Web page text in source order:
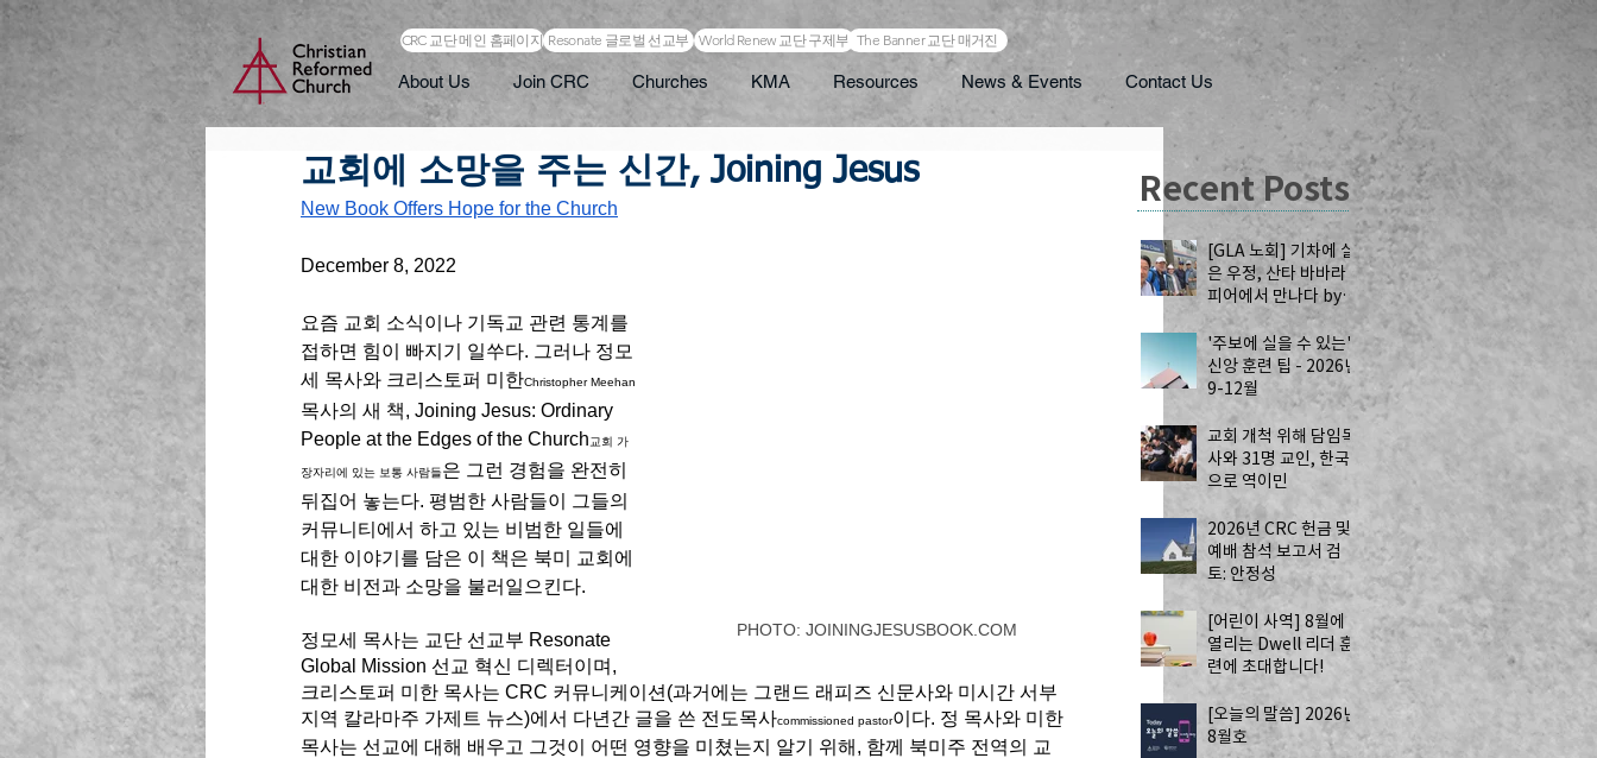
About Us Join CRC Churches KMA Resources News & Events Contact Us
CRC 교단 메인 홈페이지 Resonate 글로벌 선교부 World Renew 교단 구제부 The Banner 교단 매거진
교회에 소망을 주는 신간, Joining Jesus
New Book Offers Hope for the Church
December 8, 2022
PHOTO: JOININGJESUSBOOK.COM
요즘 교회 소식이나 기독교 관련 통계를
접하면 힘이 빠지기 일쑤다. 그러나 정모
세 목사와 크리스토퍼 미한Christopher Meehan
목사의 새 책, Joining Jesus: Ordinary
People at the Edges of the Church교회 가
장자리에 있는 보통 사람들은 그런 경험을 완전히
뒤집어 놓는다. 평범한 사람들이 그들의
커뮤니티에서 하고 있는 비범한 일들에
대한 이야기를 담은 이 책은 북미 교회에
대한 비전과 소망을 불러일으킨다.
정모세 목사는 교단 선교부 Resonate
Global Mission 선교 혁신 디렉터이며,
크리스토퍼 미한 목사는 CRC 커뮤니케이션(과거에는 그랜드 래피즈 신문사와 미시간 서부
지역 칼라마주 가제트 뉴스)에서 다년간 글을 쓴 전도목사commissioned pastor이다. 정 목사와 미한
목사는 선교에 대해 배우고 그것이 어떤 영향을 미쳤는지 알기 위해, 함께 북미주 전역의 교
Recent Posts
[GLA 노회] 기차에 실
은 우정, 산타 바바라
피어에서 만나다 by
공강국 목사
'주보에 실을 수 있는'
신앙 훈련 팁 - 2026년
9-12월
교회 개척 위해 담임목
사와 31명 교인, 한국
으로 역이민
2026년 CRC 헌금 및
예배 참석 보고서 검
토: 안정성
[어린이 사역] 8월에
열리는 Dwell 리더 훈
련에 초대합니다!
[오늘의 말씀] 2026년
8월호